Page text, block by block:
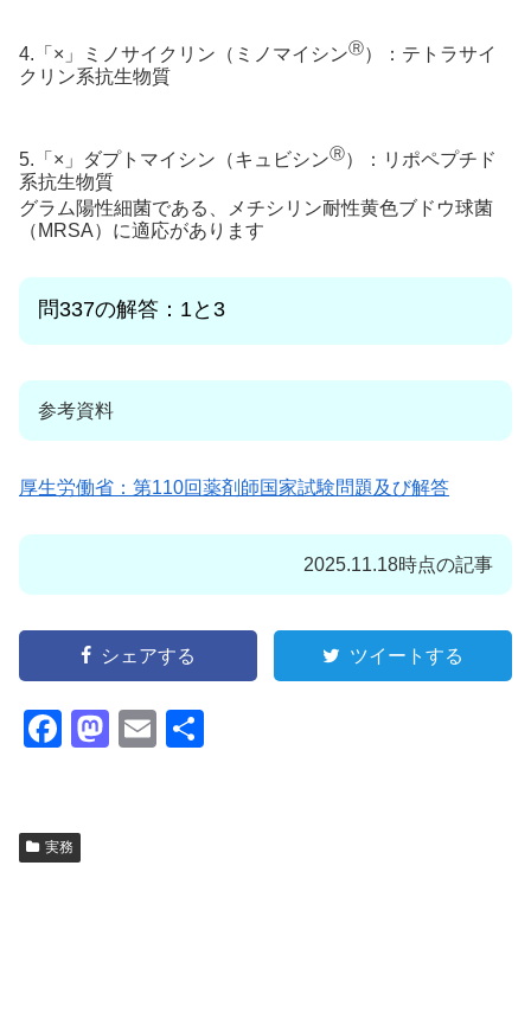
4.「×」ミノサイクリン（ミノマイシンⓇ）：テトラサイ
クリン系抗生物質
5.「×」ダプトマイシン（キュビシンⓇ）：リポペプチド
系抗生物質
グラム陽性細菌である、メチシリン耐性黄色ブドウ球菌
（MRSA）に適応があります
問337の解答：1と3
参考資料
厚生労働省：第110回薬剤師国家試験問題及び解答
2025.11.18時点の記事
シェアする ツイートする
F
e
M
E
実務